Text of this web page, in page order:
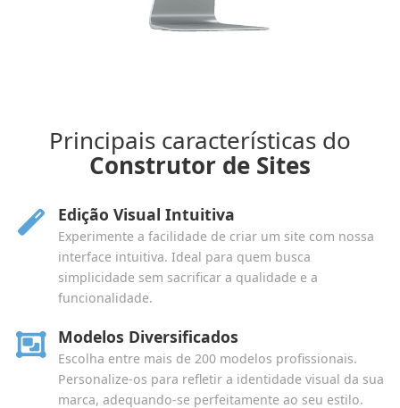
Principais características do
Construtor de Sites
Edição Visual Intuitiva
Experimente a facilidade de criar um site com nossa
interface intuitiva. Ideal para quem busca
simplicidade sem sacrificar a qualidade e a
funcionalidade.
Modelos Diversificados
Escolha entre mais de 200 modelos profissionais.
Personalize-os para refletir a identidade visual da sua
marca, adequando-se perfeitamente ao seu estilo.